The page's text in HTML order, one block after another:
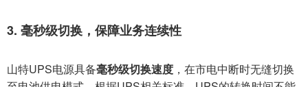
3. 毫秒级切换，保障业务连续性
山特UPS电源具备毫秒级切换速度 ，在市电中断时无缝切换